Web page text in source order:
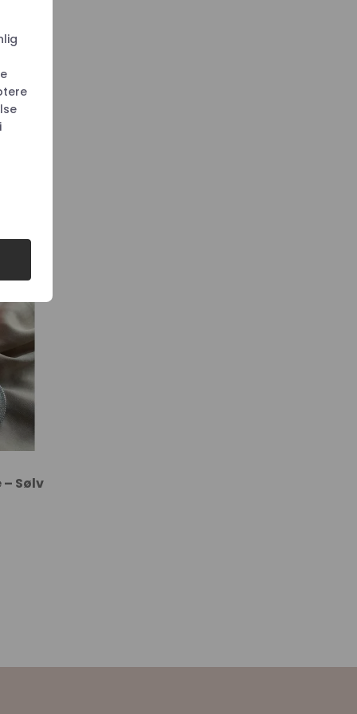
Sølv